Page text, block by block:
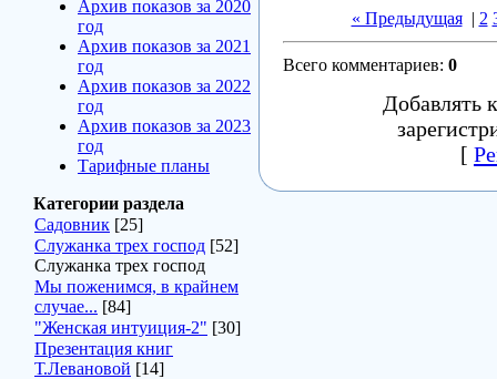
Архив показов за 2020
год
Архив показов за 2021
год
Архив показов за 2022
год
Архив показов за 2023
год
Тарифные планы
Категории раздела
Садовник [25]
Служанка трех господ [52]
Служанка трех господ
Мы поженимся, в крайнем
случае... [84]
"Женская интуиция-2" [30]
Презентация книг
Т.Левановой [14]
« Предыдущая| 2
Всего комментариев: 0
Добавлять
[